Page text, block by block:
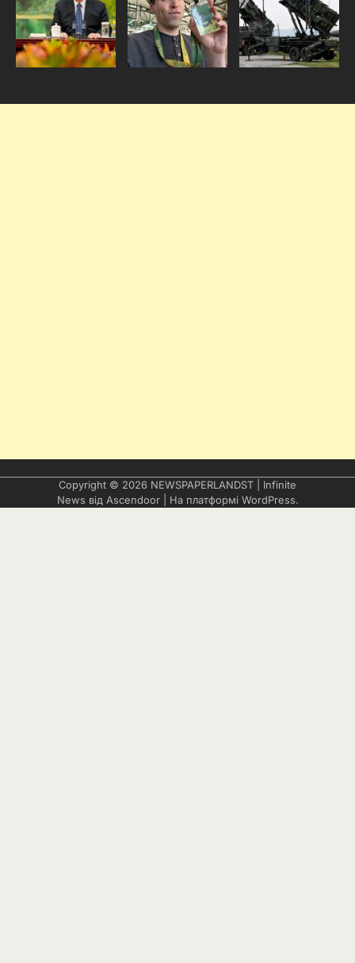
Copyright © 2026 NEWSPAPERLANDST | Infinite
News від Ascendoor| На платформі WordPress.